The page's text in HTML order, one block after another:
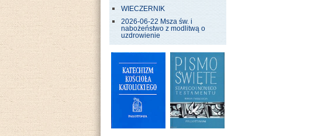
WIECZERNIK
2026-06-22 Msza św. i
nabożeństwo z modlitwą o
uzdrowienie